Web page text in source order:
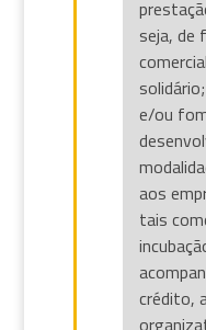
seja, de
e/ou
aos
tais
crédito,